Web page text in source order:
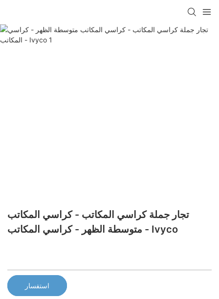
تجار جملة كراسي المكاتب - كراسي المكاتب
متوسطة الظهر - كراسي المكاتب - Ivyco
استفسار